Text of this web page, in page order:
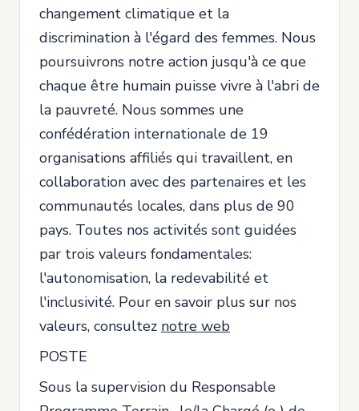
changement climatique et la
discrimination à l'égard des femmes. Nous
poursuivrons notre action jusqu'à ce que
chaque être humain puisse vivre à l'abri de
la pauvreté. Nous sommes une
confédération internationale de 19
organisations affiliés qui travaillent, en
collaboration avec des partenaires et les
communautés locales, dans plus de 90
pays. Toutes nos activités sont guidées
par trois valeurs fondamentales:
l'autonomisation, la redevabilité et
l'inclusivité. Pour en savoir plus sur nos
valeurs, consultez notre web
POSTE
Sous la supervision du Responsable